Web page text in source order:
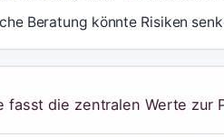
Beratung könnte Risiken
fasst die zentralen Werte zur